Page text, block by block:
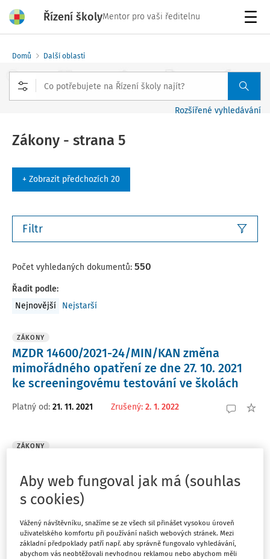
Řízení školyMentor pro vaši ředitelnu
Domů Další oblasti
Rozšířené vyhledávání
Zákony - strana 5
+ Zobrazit předchozích 20
Filtr
Počet vyhledaných dokumentů: 550
Řadit podle:
Nejnovější
Nejstarší
ZÁKONY
MZDR 14600/2021-24/MIN/KAN změna
mimořádného opatření ze dne 27. 10. 2021
ke screeningovému testování ve školách
Platný od: 21. 11. 2021 Zrušený: 2. 1. 2022
ZÁKONY
mimořádného opatření - screeningové
testování ve školách
ZÁKONY
Aby web fungoval jak má (souhlas
s cookies)
Vážený návštěvníku, snažíme se ze všech sil přinášet vysokou úroveň
uživatelského komfortu při používání našich webových stránek. Mezi
základní předpoklady patří např. aby správně fungovalo vyhledávání,
abychom vás neobtěžovali nevhodnou reklamou nebo abychom měli